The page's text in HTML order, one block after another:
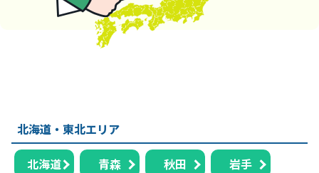
北海道・東北エリア
北海道 青森 秋田 岩手